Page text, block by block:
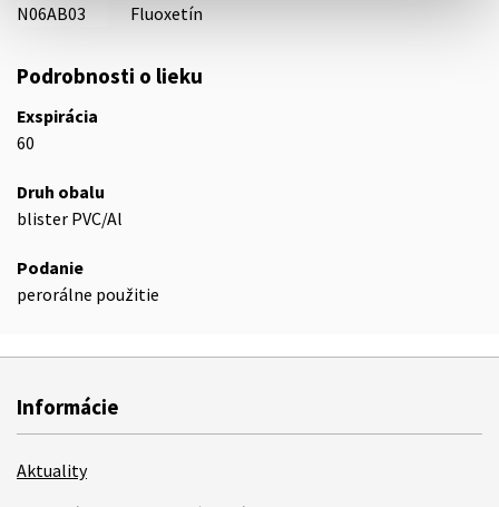
N06AB03
Fluoxetín
Podrobnosti o lieku
Exspirácia
60
Druh obalu
blister PVC/Al
Podanie
perorálne použitie
Informácie
Aktuality